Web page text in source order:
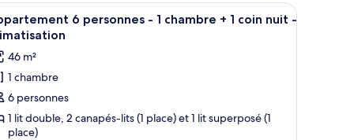
four à micro-ondes.
table à manger et des chaises, un coin cuisine équipé d’un four à micro-
Une chambre d’hôtel avec un grand lit,
6
6 personnes - 1 chambre + 1 coin nuit -
46 m²
1 chambre
6 personnes
1 lit double, 2 canapés-lits (1 place) et 1 lit superposé (1
place)